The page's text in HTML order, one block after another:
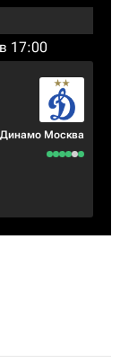
17:00
Динамо Москва